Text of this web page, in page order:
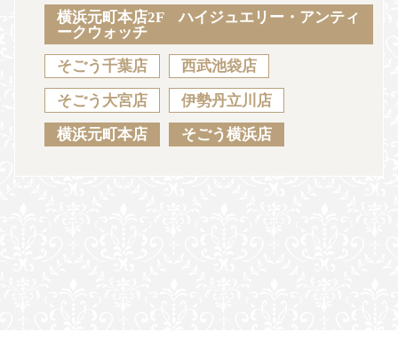
JA EN CH KO
横浜元町本店2F ハイジュエリー・アンティ
ークウォッチ
そごう千葉店 西武池袋店
そごう大宮店 伊勢丹立川店
横浜元町本店 そごう横浜店